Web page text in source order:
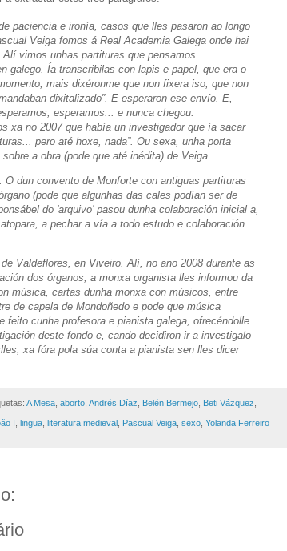
paciencia e ironía, casos que lles pasaron ao longo
Veiga fomos á Real Academia Galega onde hai
vimos unhas partituras que pensamos
galego. Ía transcribilas con lapis e papel, que era o
mais dixéronme que non fixera iso, que non
dixitalizado”. E esperaron ese envío. E,
esperamos... e nunca chegou.
xa no 2007 que había un investigador que ía sacar
pero até hoxe, nada”. Ou sexa, unha porta
a obra (pode que até inédita) de Veiga.
dun convento de Monforte con antiguas partituras
(pode que algunhas das cales podían ser de
do 'arquivo' pasou dunha colaboración inicial a,
a pechar a vía a todo estudo e colaboración.
Valdeflores, en Viveiro. Alí, no ano 2008 durante as
dos órganos, a monxa organista lles informou da
música, cartas dunha monxa con músicos, entre
de capela de Mondoñedo e pode que música
feito cunha profesora e pianista galega, ofrecéndolle
deste fondo e, cando decidiron ir a investigalo
xa fóra pola súa conta a pianista sen lles dicer
A Mesa, aborto, Andrés Díaz Belén Bermejo, Beti Vázquez
I lingua literatura medieval Pascual Veiga sexo Yolanda Ferreiro